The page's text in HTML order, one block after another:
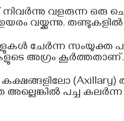
വളരുന്ന ഒരു
ഉയരം വയ്ക്കുന്നു.
ചേർന്ന സംയുക്ത
അഗ്രം കൂർത്തതാണ്.
പച്ച